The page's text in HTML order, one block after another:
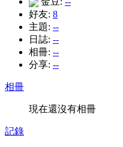
好友: 8
主題: --
日誌: --
相冊: --
分享: --
相冊
現在還沒有相冊
記錄